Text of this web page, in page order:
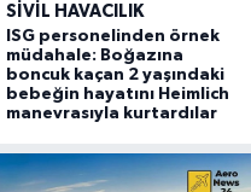
SIVIL HAVACILIK
ISG personelinden örnek
müdahale: Boğazına
boncuk kaçan 2 yaşındaki
bebeğin hayatını Heimlich
manevrasıyla kurtardılar